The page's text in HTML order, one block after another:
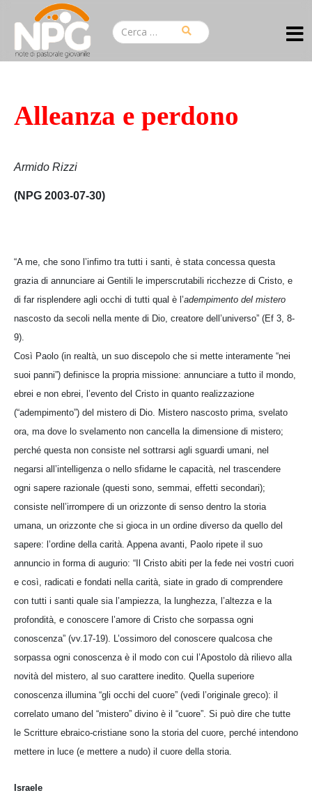
Alleanza e perdono
Armido Rizzi
(NPG 2003-07-30)
“A me, che sono l’infimo tra tutti i santi, è stata concessa questa
grazia di annunciare ai Gentili le imperscrutabili ricchezze di Cristo, e
di far risplendere agli occhi di tutti qual è l’adempimento del mistero
nascosto da secoli nella mente di Dio, creatore dell’universo” (Ef 3, 8-
9).
Così Paolo (in realtà, un suo discepolo che si mette interamente “nei
suoi panni”) definisce la propria missione: annunciare a tutto il mondo,
ebrei e non ebrei, l’evento del Cristo in quanto realizzazione
(“adempimento”) del mistero di Dio. Mistero nascosto prima, svelato
ora, ma dove lo svelamento non cancella la dimensione di mistero;
perché questa non consiste nel sottrarsi agli sguardi umani, nel
negarsi all’intelligenza o nello sfidarne le capacità, nel trascendere
ogni sapere razionale (questi sono, semmai, effetti secondari);
consiste nell’irrompere di un orizzonte di senso dentro la storia
umana, un orizzonte che si gioca in un ordine diverso da quello del
sapere: l’ordine della carità. Appena avanti, Paolo ripete il suo
annuncio in forma di augurio: “Il Cristo abiti per la fede nei vostri cuori
e così, radicati e fondati nella carità, siate in grado di comprendere
con tutti i santi quale sia l’ampiezza, la lunghezza, l’altezza e la
profondità, e conoscere l’amore di Cristo che sorpassa ogni
conoscenza” (vv.17-19). L’ossimoro del conoscere qualcosa che
sorpassa ogni conoscenza è il modo con cui l’Apostolo dà rilievo alla
novità del mistero, al suo carattere inedito. Quella superiore
conoscenza illumina “gli occhi del cuore” (vedi l’originale greco): il
correlato umano del “mistero” divino è il “cuore”. Si può dire che tutte
le Scritture ebraico-cristiane sono la storia del cuore, perché intendono
mettere in luce (e mettere a nudo) il cuore della storia.
Israele